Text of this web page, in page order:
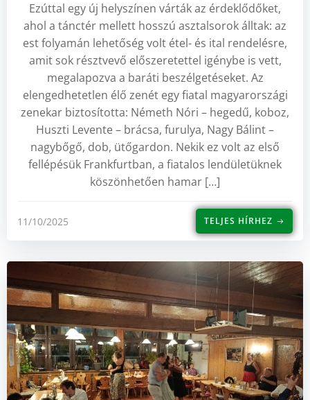
Ezúttal egy új helyszínen várták az érdeklődőket,
ahol a tánctér mellett hosszú asztalsorok álltak: az
est folyamán lehetőség volt étel- és ital rendelésre,
amit sok résztvevő előszeretettel igénybe is vett,
megalapozva a baráti beszélgetéseket. Az
elengedhetetlen élő zenét egy fiatal magyarországi
zenekar biztosította: Németh Nóri – hegedű, koboz,
Huszti Levente – brácsa, furulya, Nagy Bálint –
nagybőgő, dob, ütőgardon. Nekik ez volt az első
fellépésük Frankfurtban, a fiatalos lendületüknek
köszönhetően hamar […]
11/10/2025 TELJES HÍRHEZ